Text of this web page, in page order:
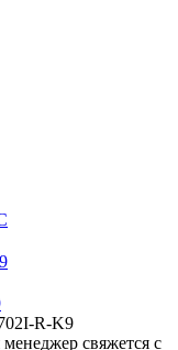
R-K9
свяжется с